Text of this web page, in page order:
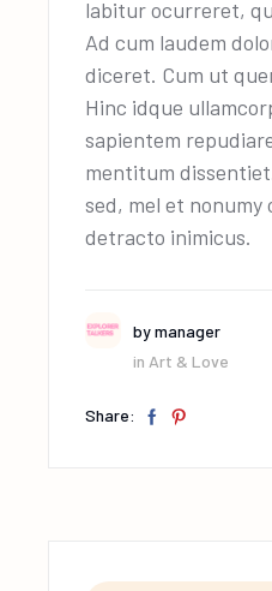
labitur ocurreret,
Ad cum laudem
diceret. Cum ut
Hinc idque
sapientem
mentitum
sed, mel et
detracto inimicus.
bymanager
in Art & Love
Share: